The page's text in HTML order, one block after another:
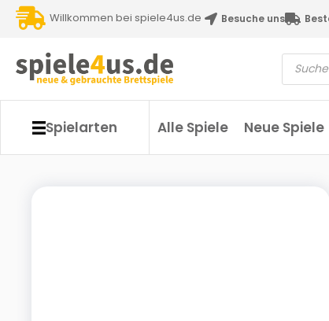
Willkommen bei spiele4us.de Besuche uns
Spielarten Alle Spiele Neue Spiele